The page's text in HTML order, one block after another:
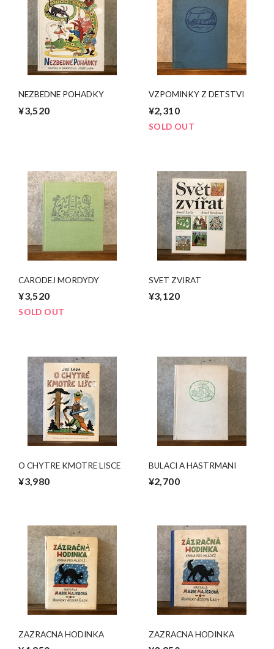
NEZBEDNE POHADKY
¥3,520
VZPOMINKY Z DETSTVI
¥2,310
SOLD OUT
CARODEJ MORDYDY
¥3,520
SOLD OUT
SVET ZVIRAT
¥3,120
O CHYTRE KMOTRE LISCE
¥3,980
BULACI A HASTRMANI
¥2,700
ZAZRACNA HODINKA ZAZRACNA HODINKA